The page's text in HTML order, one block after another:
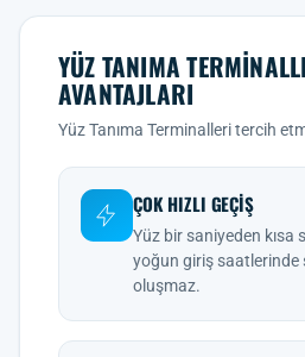
YÜZ TANIMA
AVANTAJLARI
Yüz Tanıma Terminalleri tercih
ÇOK HIZLI GEÇIŞ
Yüz bir saniyeden kısa
yoğun giriş saatlerinde
oluşmaz.